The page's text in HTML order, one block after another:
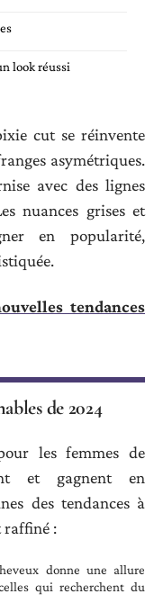
look réussi
cut se réinvente
asymétriques.
avec des lignes
nuances grises et
en popularité,
tendances
de 2024
les femmes de
et gagnent en
des tendances à
raffiné :
donne une allure
qui recherchent du